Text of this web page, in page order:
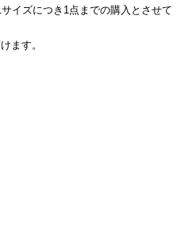
イズにつき1点までの購入とさせて
ます。